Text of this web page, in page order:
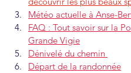
Météo actuelle à Anse-
FAQ : Tout savoir sur la
Grande Vigie
Dénivelé du chemin
Départ de la randonnée